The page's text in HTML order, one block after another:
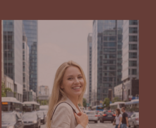
Корневое плетение
от А до Я
Полный курс по корневому
плетению.